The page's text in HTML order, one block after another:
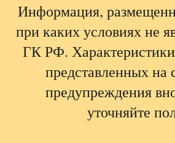
Информация,
при каких условиях не
ГК РФ.
представленных на
предупреждения
уточняйте